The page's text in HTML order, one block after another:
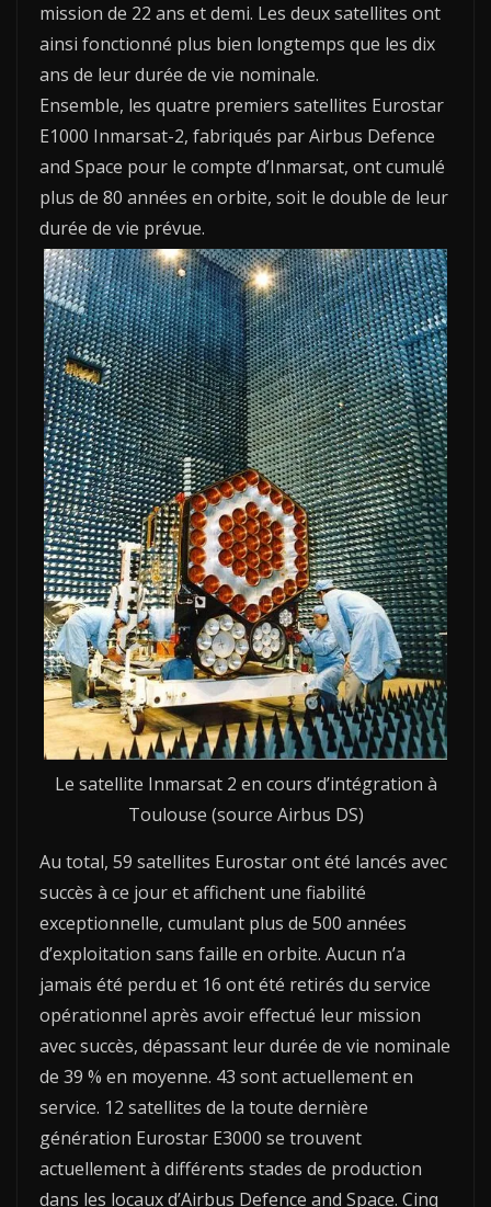
mission de 22 ans et demi. Les deux satellites ont
ainsi fonctionné plus bien longtemps que les dix
ans de leur durée de vie nominale.
Ensemble, les quatre premiers satellites Eurostar
E1000 Inmarsat-2, fabriqués par Airbus Defence
and Space pour le compte d’Inmarsat, ont cumulé
plus de 80 années en orbite, soit le double de leur
durée de vie prévue.
Le satellite Inmarsat 2 en cours d’intégration à
Toulouse (source Airbus DS)
Au total, 59 satellites Eurostar ont été lancés avec
succès à ce jour et affichent une fiabilité
exceptionnelle, cumulant plus de 500 années
d’exploitation sans faille en orbite. Aucun n’a
jamais été perdu et 16 ont été retirés du service
opérationnel après avoir effectué leur mission
avec succès, dépassant leur durée de vie nominale
de 39 % en moyenne. 43 sont actuellement en
service. 12 satellites de la toute dernière
génération Eurostar E3000 se trouvent
actuellement à différents stades de production
dans les locaux d’Airbus Defence and Space. Cinq